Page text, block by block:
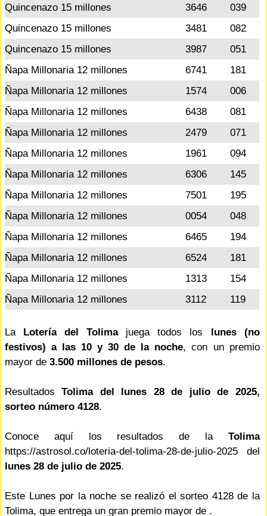
Quincenazo 15 millones
3646
039
Quincenazo 15 millones
3481
082
Quincenazo 15 millones
3987
051
Ñapa Millonaria 12 millones
6741
181
Ñapa Millonaria 12 millones
1574
006
Ñapa Millonaria 12 millones
6438
081
Ñapa Millonaria 12 millones
2479
071
Ñapa Millonaria 12 millones
1961
094
Ñapa Millonaria 12 millones
6306
145
Ñapa Millonaria 12 millones
7501
195
Ñapa Millonaria 12 millones
0054
048
Ñapa Millonaria 12 millones
6465
194
Ñapa Millonaria 12 millones
6524
181
Ñapa Millonaria 12 millones
1313
154
Ñapa Millonaria 12 millones
3112 119
La Lotería del Tolimajuega todos los lunes (no
festivos) a las 10 y 30 de la noche, con un premio
mayor de 3.500 millones de pesos.
ResultadosTolima del lunes 28 de julio de 2025,
sorteo número 4128.
Conoce aquí los resultados de la Tolima
https://astrosol.co/loteria-del-tolima-28-de-julio-2025 del
lunes 28 de julio de 2025.
Este Lunes por la noche se realizó el sorteo 4128 de la
Tolima, que entrega un gran premio mayor de .